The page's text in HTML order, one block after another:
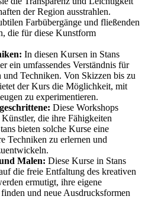
der Region ausstrahlen.
Farbübergänge und fließenden
die für diese Kunstform
In diesen Kursen in Stans
ein umfassendes Verständnis für
und Techniken. Von Skizzen bis zu
der Kurs die Möglichkeit, mit
zu experimentieren.
Diese Workshops
die ihre Fähigkeiten
bieten solche Kurse eine
Techniken zu erlernen und
Malen: Diese Kurse in Stans
die freie Entfaltung des kreativen
ermutigt, ihre eigene
und neue Ausdrucksformen